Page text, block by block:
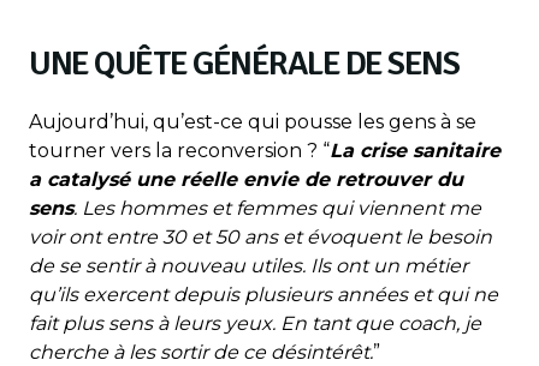
UNE QUÊTE GÉNÉRALE DE SENS
Aujourd’hui, qu’est-ce qui pousse les gens à se
tourner vers la reconversion ? “La crise sanitaire
a catalysé une réelle envie de retrouver du
sens. Les hommes et femmes qui viennent me
voir ont entre 30 et 50 ans et évoquent le besoin
de se sentir à nouveau utiles. Ils ont un métier
qu’ils exercent depuis plusieurs années et qui ne
fait plus sens à leurs yeux. En tant que coach, je
cherche à les sortir de ce désintérêt.”